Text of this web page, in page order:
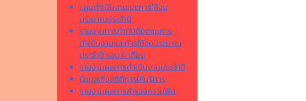
แผนดำเนินงานและการใช้งบ
ประมาณประจำปี
รายงานการกำกับติดตามการ
ดำเนินงานและการใช้งบประมาณ
ประจำปี รอบ 6 เดือน
รายงานผลการดำเนินงานประจำปี
ข้อมูลเชิงสถิติการให้บริการ
รายงานผลการสำรวจความพึง